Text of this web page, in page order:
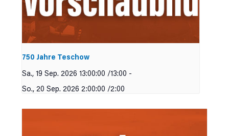
750 Jahre Teschow
Sa., 19 Sep. 2026 13:00:00 /13:00 -
So., 20 Sep. 2026 2:00:00 /2:00